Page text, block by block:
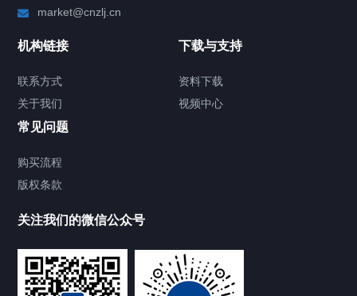
TCU温度控制单元
Chiller气体控温系统
Chamber试验箱
market@cnzlj.cn
机构链接
联系方式
关于我们
下载与支持
资料下载
视频中心
常见问题
购买流程
版权条款
关注我们的微信公众号